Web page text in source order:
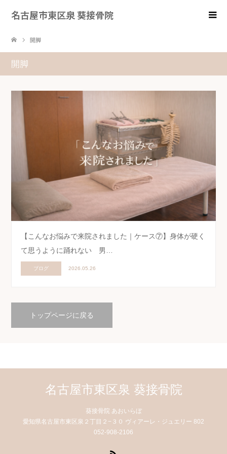
名古屋市東区泉 葵接骨院
開脚
開脚
【こんなお悩みで来院されました｜ケース⑦】身体が硬く
て思うように踊れない 男…
ブログ 2026.05.26
トップページに戻る
名古屋市東区泉 葵接骨院
葵接骨院 あおいらぼ
愛知県名古屋市東区泉２丁目２−３０ ヴィアーレ・ジュエリー 802
052-908-2106